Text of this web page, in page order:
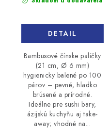
DETAIL
Bambusové čínske paličky
(21 cm, Ø 6 mm)
hygienicky balené po 100
párov – pevné, hladko
brúsené a prírodné.
Ideálne pre sushi bary,
ázijskú kuchyňu aj take-
away; vhodné na...